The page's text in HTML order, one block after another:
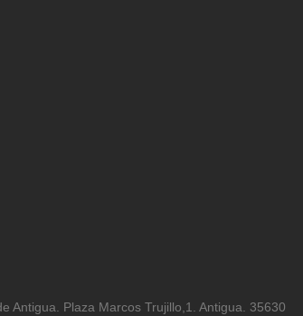
Antigua. Plaza Marcos Trujillo,1. Antigua. 35630